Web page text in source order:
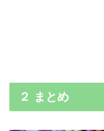
２ まとめ